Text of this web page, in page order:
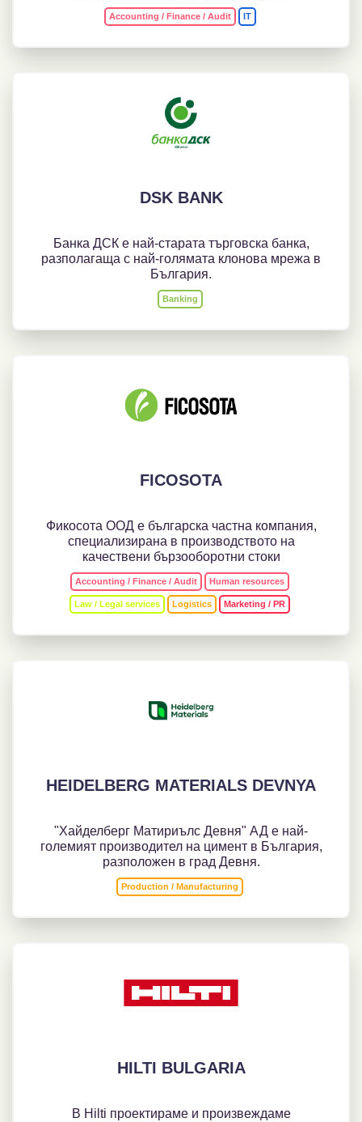
Accounting / Finance / Audit IT
DSK BANK
Банка ДСК е най-старата търговска банка,
разполагаща с най-голямата клонова мрежа в
България.
Banking
FICOSOTA
Фикосота ООД е българска частна компания,
специализирана в производството на
качествени бързооборотни стоки
Accounting / Finance / Audit Human resources
Law / Legal services Logistics Marketing / PR
HEIDELBERG MATERIALS DEVNYA
"Хaйделберг Матириълс Девня" АД е най-
големият производител на цимент в България,
разположен в град Девня.
Production / Manufacturing
HILTI BULGARIA
В Hilti проектираме и произвеждаме